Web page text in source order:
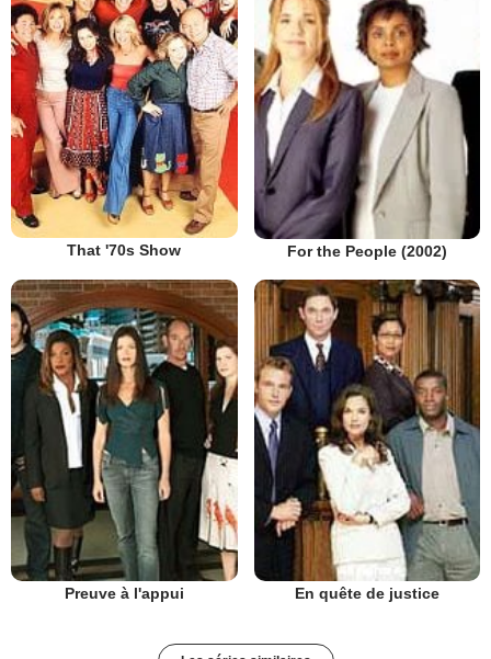
That '70s Show For the People (2002)
Preuve à l'appui En quête de justice